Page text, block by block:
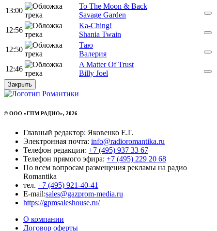
13:00
To The Moon & Back
Savage Garden
12:56
Ka-Ching!
Shania Twain
12:50
Таю
Валерия
12:46
A Matter Of Trust
Billy Joel
Закрыть
© ООО «ГПМ РАДИО», 2026
Главный редактор: Яковенко Е.Г.
Электронная почта: info@radioromantika.ru
Телефон редакции: +7 (495) 937 33 67
Телефон прямого эфира: +7 (495) 229 20 68
По всем вопросам размещения рекламы на радио
Romantika
тел. +7 (495) 921-40-41
E-mail:sales@gazprom-media.ru
https://gpmsaleshouse.ru/
О компании
Договор оферты